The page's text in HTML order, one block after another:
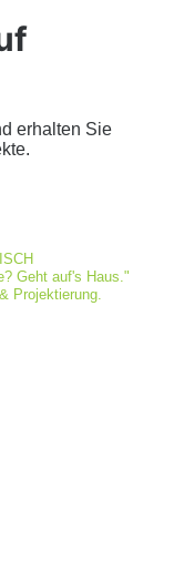
erhalten Sie
Geht auf's Haus."
Projektierung.